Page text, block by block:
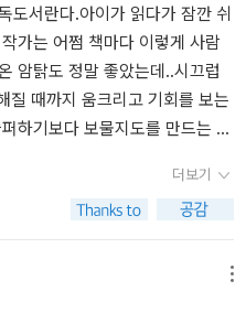
않은 인물들이다. 마지막 장의
퍼즐들이 하나로 맞춰지는 마지
생명이 태어나, '삐약삐약 슬리
할머니가 오랜 세월 숨겨 놓은
여운 탄성이 들리는 듯하다. 흙
을 안타까와 하는 작가는 그 가
두고, 그곳에서 벌어지는 일련
조각마다 뭔지 모를 한가지씩
넘어가 그 실마리를 잡고 또 다
다. 동물들이 앞다투어 과수원을
오래된 나무들의 삶의 터전을
체의 목소리들을 매우 효과적으
마다 살 권리가 있고 인간이 이
식을 자연스레 고취시킨다. 이
교에서 말하는 인드라망 사상과
은 작품의 활력을 더욱 뒷받침
를 일구어 나가는 과수원집에
들을 저절로 미소짓게 한다.
도서란다.아이가 읽다가 잠깐 쉬
가는 어쩜 책마다 이렇게 사람
암탉도 정말 좋았는데..시끄럽
질 때까지 움크리고 기회를 보는
하기보다 보물지도를 만드는 낭
무 귀신.. 아버지의 고향을 찾아
멋진 이웃이 되는 찌르레기..
적인 입장에서 사물을 보는 쥐..
이 다 주인공이다.모든 사물은 저
함께 어울려 살때 함께 즐거울
더보기